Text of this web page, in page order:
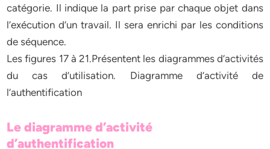
catégorie. Il indique la part prise par chaque objet dans
l’exécution d’un travail. Il sera enrichi par les conditions
de séquence.
Les figures 17 à 21.Présentent les diagrammes d’activités
du cas d’utilisation. Diagramme d’activité de
l’authentification
Le diagramme d’activité
d’authentification